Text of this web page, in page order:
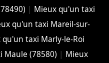
| Mieux qu'un taxi
qu'un taxi Mareil-sur-
qu'un taxi Marly-le-Roi
Maule (78580) | Mieux